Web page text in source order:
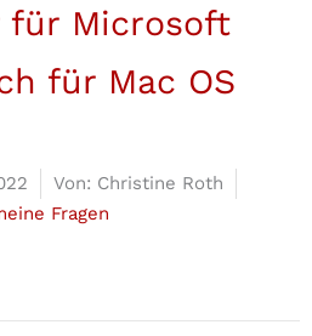
für Microsoft
für Mac OS
Von: Christine Roth
Fragen